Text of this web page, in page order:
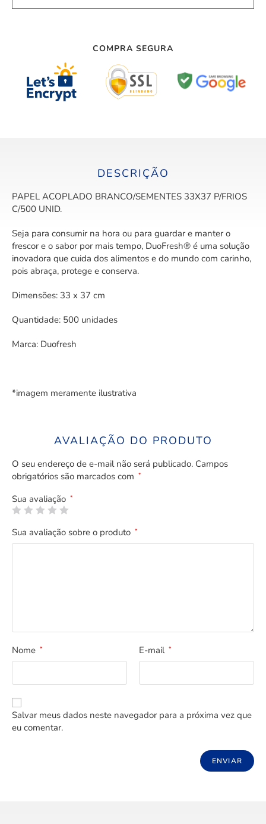
COMPRA SEGURA
DESCRIÇÃO
PAPEL ACOPLADO BRANCO/SEMENTES 33X37 P/FRIOS
C/500 UNID.
Seja para consumir na hora ou para guardar e manter o
frescor e o sabor por mais tempo, DuoFresh® é uma solução
inovadora que cuida dos alimentos e do mundo com carinho,
pois abraça, protege e conserva.
Dimensões: 33 x 37 cm
Quantidade: 500 unidades
Marca: Duofresh
*imagem meramente ilustrativa
AVALIAÇÃO DO PRODUTO
O seu endereço de e-mail não será publicado. Campos
obrigatórios são marcados com *
Sua avaliação *
Sua avaliação sobre o produto *
Nome * E-mail *
Salvar meus dados neste navegador para a próxima vez que
eu comentar.